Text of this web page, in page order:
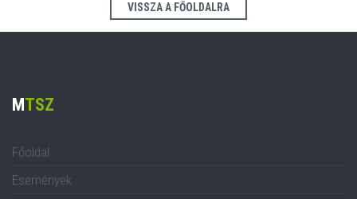
VISSZA A FŐOLDALRA
MTSZ
Főoldal
Események